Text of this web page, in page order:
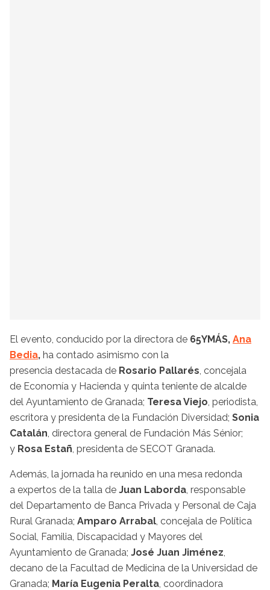
El evento, conducido por la directora de 65YMÁS, Ana
Bedia, ha contado asimismo con la
presencia destacada de Rosario Pallarés, concejala
de Economía y Hacienda y quinta teniente de alcalde
del Ayuntamiento de Granada; Teresa Viejo, periodista,
escritora y presidenta de la Fundación Diversidad; Sonia
Catalán, directora general de Fundación Más Sénior;
y Rosa Estañ, presidenta de SECOT Granada.
Además, la jornada ha reunido en una mesa redonda
a expertos de la talla de Juan Laborda, responsable
del Departamento de Banca Privada y Personal de Caja
Rural Granada; Amparo Arrabal, concejala de Política
Social, Familia, Discapacidad y Mayores del
Ayuntamiento de Granada; José Juan Jiménez,
decano de la Facultad de Medicina de la Universidad de
Granada; María Eugenia Peralta, coordinadora